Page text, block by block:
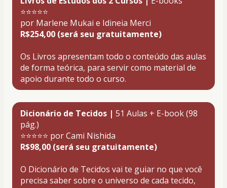
⭐⭐⭐⭐⭐
por Marlene Mukai e Idineia Merci
R$254,00 (será seu gratuitamente)
Os Livros apresentam todo o conteúdo das aulas
de forma teórica, para servir como material de
apoio durante todo o curso.
Dicionário de Tecidos | 51 Aulas + E-book (98
pág.)
⭐⭐⭐⭐⭐ por Cami Nishida
R$98,00 (será seu gratuitamente)
O Dicionário de Tecidos vai te guiar no que você
precisa saber sobre o universo de cada tecido,